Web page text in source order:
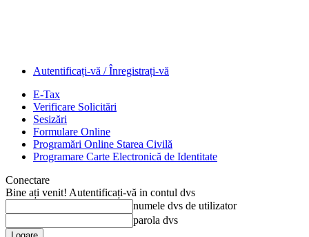
Autentificați-vă / Înregistrați-vă
E-Tax
Verificare Solicitări
Sesizări
Formulare Online
Programări Online Starea Civilă
Programare Carte Electronică de Identitate
Conectare
Bine ați venit! Autentificați-vă in contul dvs
numele dvs de utilizator
parola dvs